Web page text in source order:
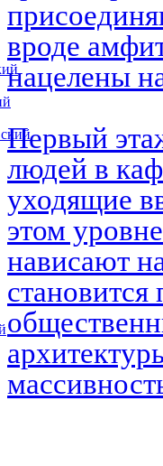
вроде
нацелены
Первый
людей в
уходящие
этом
нависают